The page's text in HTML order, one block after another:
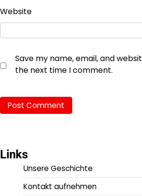
Website
Save my name, email, and
the next time I comment.
Links
Unsere Geschichte
Kontakt aufnehmen